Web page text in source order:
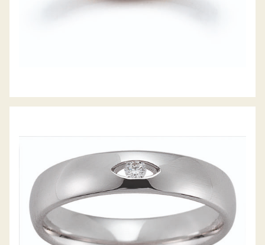
GERSTNER TRAURINGE